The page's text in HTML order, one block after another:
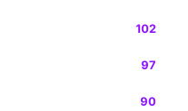
102
97
90